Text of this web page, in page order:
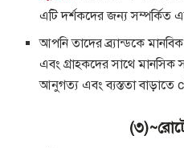
এটি দর্শকদের জন্য সম্পর্কিত
আপনি তাদের ব্র্যান্ডকে
এবং গ্রাহকদের সাথে মানসিক
আনুগত্য এবং ব্যস্ততা বাড়াতে